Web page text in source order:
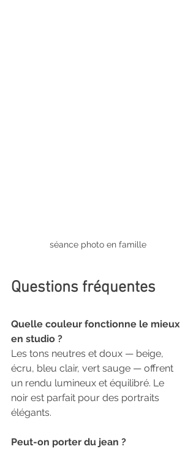
séance photo en famille
Questions fréquentes
Quelle couleur fonctionne le mieux
en studio ?
Les tons neutres et doux — beige,
écru, bleu clair, vert sauge — offrent
un rendu lumineux et équilibré. Le
noir est parfait pour des portraits
élégants.
Peut-on porter du jean ?